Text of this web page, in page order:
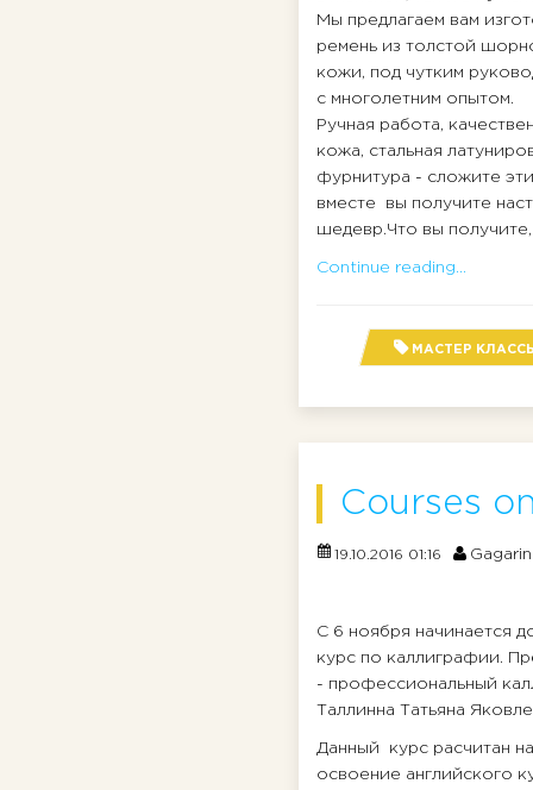
Мы предлагаем вам
ремень из толстой
кожи, под чутким
с многолетним опытом.
Ручная работа,
кожа, стальная
фурнитура - сложите
вместе вы получите
шедевр.Что вы
Continue reading...
МАСТЕР
Courses
19.10.2016 01:16 Gagarin
С 6 ноября начинается
курс по каллиграфии.
- профессиональный
Таллинна Татьяна
Данный курс расчитан
освоение английского